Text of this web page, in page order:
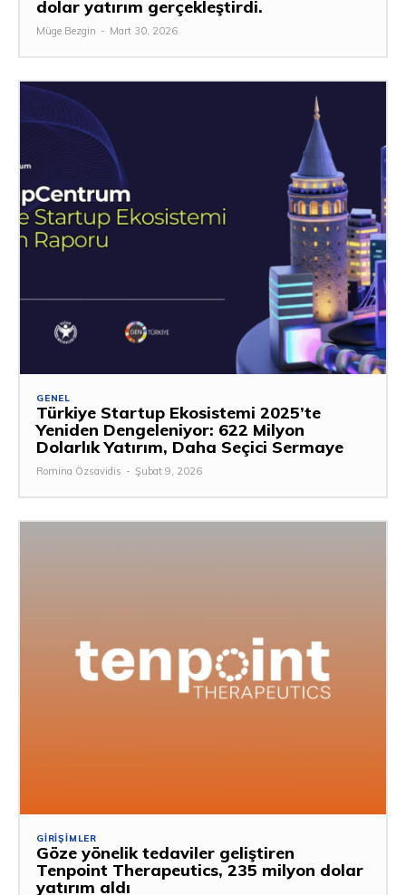
dolar yatırım gerçekleştirdi.
Müge Bezgin - Mart 30, 2026
GENEL
Türkiye Startup Ekosistemi 2025’te
Yeniden Dengeleniyor: 622 Milyon
Dolarlık Yatırım, Daha Seçici Sermaye
Romina Özsavidis - Şubat 9, 2026
GIRIŞIMLER
Göze yönelik tedaviler geliştiren
Tenpoint Therapeutics, 235 milyon dolar
yatırım aldı